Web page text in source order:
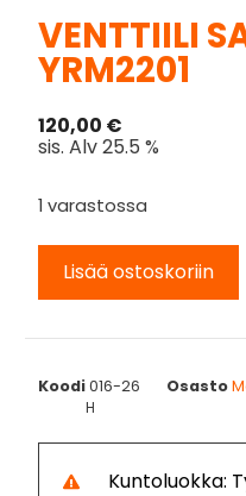
VENTTIILI
YRM2201
120,00 €
sis. Alv 25.5 %
1 varastossa
Lisää ostoskoriin
Koodi016-26 Osasto
H
Kuntoluokka: